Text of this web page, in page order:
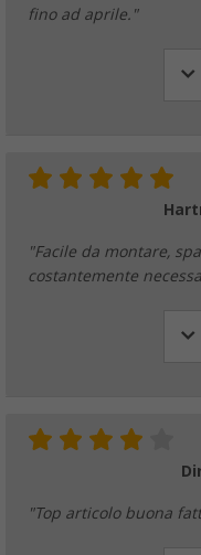
fino ad aprile."
"Facile da montare,
costantemente
"Top articolo buona